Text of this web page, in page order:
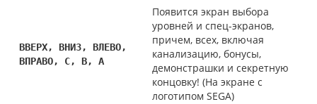
ВВЕРХ, ВНИЗ, ВЛЕВО,
ВПРАВО, С, В, А
Появится экран выбора
уровней и спец-экранов,
причем, всех, включая
канализацию, бонусы,
демонстрашки и секретную
концовку! (На экране с
логотипом SEGA)